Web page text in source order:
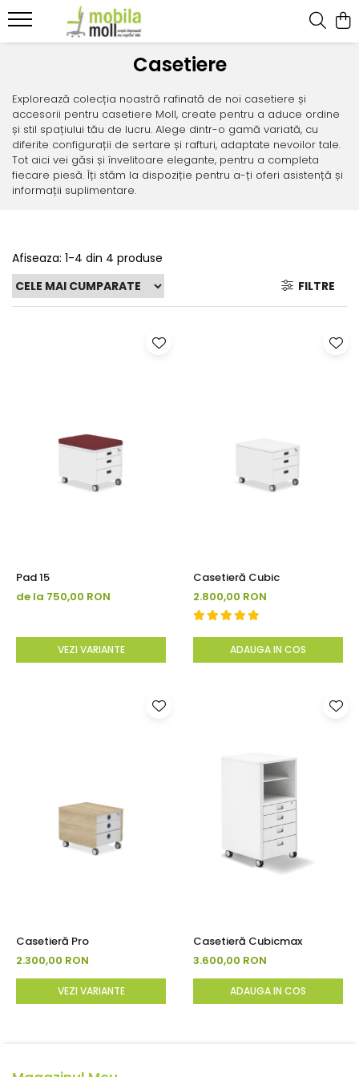
Adiționale
Casetiere
Accesorii
Adiționale
Casetiere
Accesorii
Casetiere
Explorează colecția noastră rafinată de noi casetiere și
accesorii pentru casetiere Moll, create pentru a aduce ordine
și stil spațiului tău de lucru. Alege dintr-o gamă variată, cu
diferite configurații de sertare și rafturi, adaptate nevoilor tale.
Tot aici vei găsi și învelitoare elegante, pentru a completa
fiecare piesă. Îți stăm la dispoziție pentru a-ți oferi asistență și
informații suplimentare.
Afiseaza: 1-4 din 4 produse
FILTRE
Pad 15
de la 750,00 RON
VEZI VARIANTE
Casetieră Cubic
2.800,00 RON
ADAUGA IN COS
Casetieră Pro
2.300,00 RON
VEZI VARIANTE
Casetieră Cubicmax
3.600,00 RON
ADAUGA IN COS